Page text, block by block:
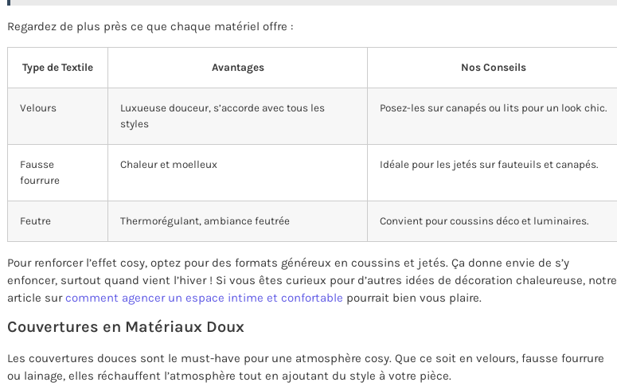
Regardez de plus près ce que chaque matériel offre :
Type de Textile Avantages Nos Conseils
Velours
Luxueuse douceur, s’accorde avec tous les
styles
Posez-les sur canapés ou lits pour un look chic.
Fausse
fourrure
Chaleur et moelleux Idéale pour les jetés sur fauteuils et canapés.
Feutre Thermorégulant, ambiance feutrée Convient pour coussins déco et luminaires.
Pour renforcer l’effet cosy, optez pour des formats généreux en coussins et jetés. Ça donne envie de s’y
enfoncer, surtout quand vient l’hiver ! Si vous êtes curieux pour d’autres idées de décoration chaleureuse, notre
article surcomment agencer un espace intime et confortable pourrait bien vous plaire.
Couvertures en Matériaux Doux
Les couvertures douces sont le must-have pour une atmosphère cosy. Que ce soit en velours, fausse fourrure
ou lainage, elles réchauffent l’atmosphère tout en ajoutant du style à votre pièce.